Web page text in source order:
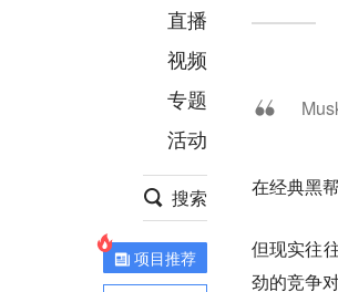
推荐
财经
项目推荐
安徽
直播
视频
专题
活动
搜索
项目推荐
在经典黑
但现实往
劲的竞争